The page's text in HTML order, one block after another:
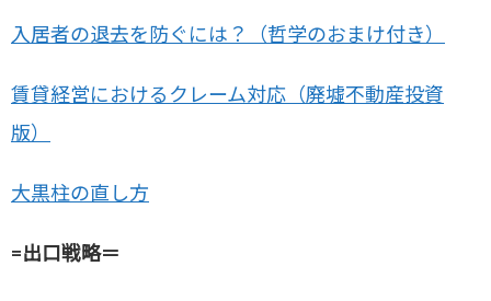
入居者の退去を防ぐには？（哲学のおまけ付き）
賃貸経営におけるクレーム対応（廃墟不動産投資
版）
大黒柱の直し方
=出口戦略＝